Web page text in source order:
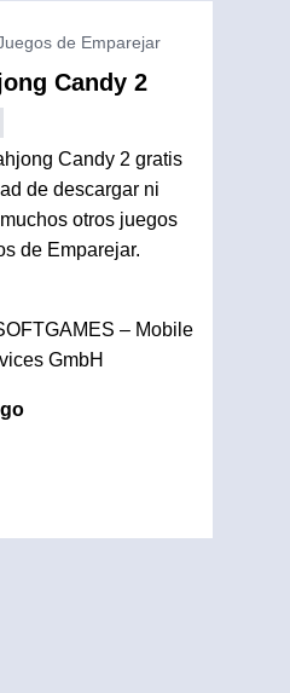
de Emparejar
Candy 2
Candy 2 gratis
de descargar ni
otros juegos
de Emparejar.
– Mobile
GmbH